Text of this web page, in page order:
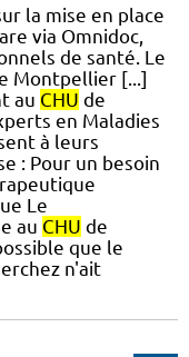
la mise en place
via Omnidoc,
de santé. Le
Montpellier [...]
au CHU de
en Maladies
à leurs
: Pour un besoin
Le
au CHU de
que le
n'ait